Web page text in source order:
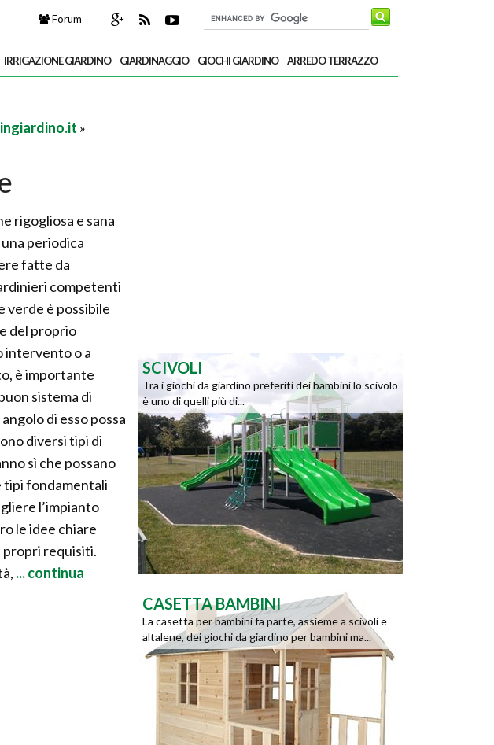
Forum
IRRIGAZIONE GIARDINO GIARDINAGGIO GIOCHI GIARDINO ARREDO TERRAZZO
»
rigogliosa e sana
periodica
fatte da
competenti
verde è possibile
del proprio
intervento o a
è importante
sistema di
di esso possa
diversi tipi di
sì che possano
tipi fondamentali
l’impianto
le idee chiare
propri requisiti.
... continua
SCIVOLI
Tra i giochi da giardino preferiti dei bambini lo scivolo
è uno di quelli più di...
CASETTA BAMBINI
La casetta per bambini fa parte, assieme a scivoli e
altalene, dei giochi da giardino per bambini ma...